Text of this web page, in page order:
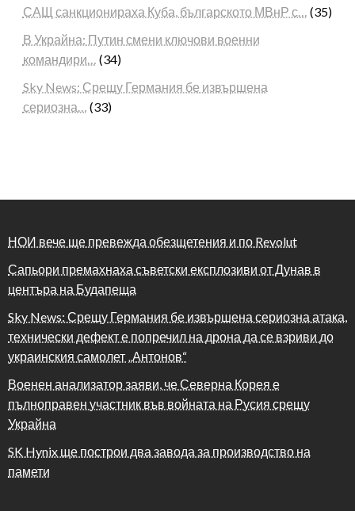
САЩ санкционираха Куба, българското МВнР с… (35)
В Украйна: Путин смени ключови военни
командири… (34)
Sky News: Срещу Германия бе извършена
сериозна… (33)
НОИ вече ще превежда обезщетения и по Revolut
Сапьори премахнаха съветски експлозиви от Дунав в
центъра на Будапеща
Sky News: Срещу Германия бе извършена сериозна атака,
технически дефект е попречил на дрона да се взриви до
украинския самолет „Антонов“
Военен анализатор заяви, че Северна Корея е
пълноправен участник във войната на Русия срещу
Украйна
SK Hynix ще построи два завода за производство на
памети